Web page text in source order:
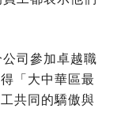
司參加卓越職
「大中華區最
共同的驕傲與